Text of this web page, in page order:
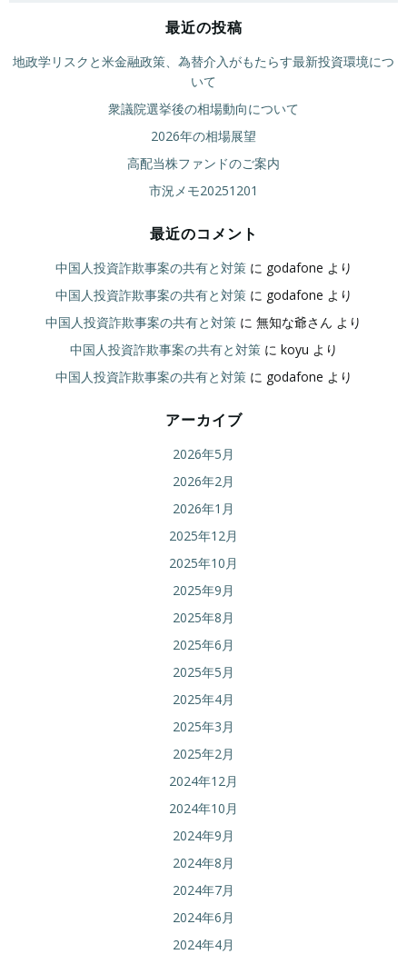
最近の投稿
地政学リスクと米金融政策、為替介入がもたらす最新投資環境につ
いて
衆議院選挙後の相場動向について
2026年の相場展望
高配当株ファンドのご案内
市況メモ20251201
最近のコメント
中国人投資詐欺事案の共有と対策に godafone より
中国人投資詐欺事案の共有と対策に godafone より
中国人投資詐欺事案の共有と対策 に 無知な爺さん より
中国人投資詐欺事案の共有と対策に koyu より
中国人投資詐欺事案の共有と対策に godafone より
アーカイブ
2026年5月
2026年2月
2026年1月
2025年12月
2025年10月
2025年9月
2025年8月
2025年6月
2025年5月
2025年4月
2025年3月
2025年2月
2024年12月
2024年10月
2024年9月
2024年8月
2024年7月
2024年6月
2024年4月